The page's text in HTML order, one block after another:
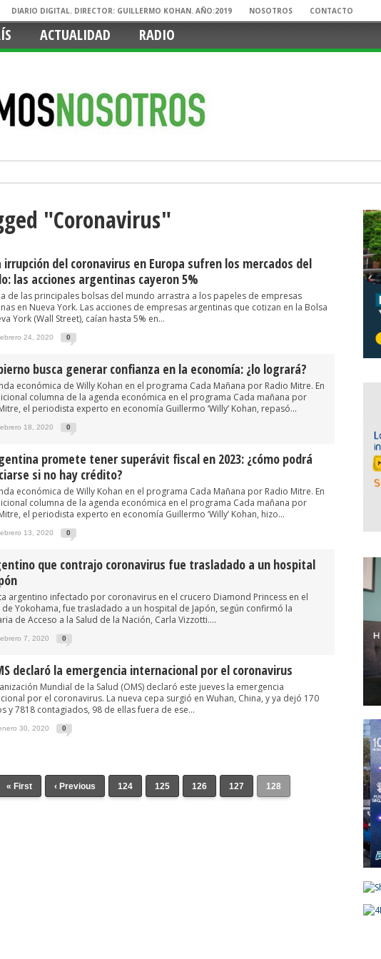
DIARIO DIGITAL. DIRECTOR: GUILLERMO KOHAN. AÑO:2019 NOSOTROS CONTACTO
ACTUALIDAD RADIO
"Coronavirus"
irrupción del coronavirus en Europa sufren los mercados del
las acciones argentinas cayeron 5%
de las principales bolsas del mundo arrastra a los papeles de empresas
en Nueva York. Las acciones de empresas argentinas que cotizan en la Bolsa
York (Wall Street), caían hasta 5% en...
24, 2020 0
busca generar confianza en la economía: ¿lo logrará?
económica de Willy Kohan en el programa Cada Mañana por Radio Mitre. En
columna de la agenda económica en el programa Cada mañana por
el periodista experto en economía Guillermo ‘Willy’ Kohan, repasó...
18, 2020 0
promete tener superávit fiscal en 2023: ¿cómo podrá
si no hay crédito?
económica de Willy Kohan en el programa Cada Mañana por Radio Mitre. En
columna de la agenda económica en el programa Cada mañana por
el periodista experto en economía Guillermo ‘Willy’ Kohan, hizo...
13, 2020 0
que contrajo coronavirus fue trasladado a un hospital
argentino infectado por coronavirus en el crucero Diamond Princess en el
Yokohama, fue trasladado a un hospital de Japón, según confirmó la
de Acceso a la Salud de la Nación, Carla Vizzotti....
7, 2020 0
declaró la emergencia internacional por el coronavirus
Mundial de la Salud (OMS) declaró este jueves la emergencia
por el coronavirus. La nueva cepa surgió en Wuhan, China, y ya dejó 170
y 7818 contagiados, 98 de ellas fuera de ese...
30, 2020 0
« First ‹ Previous 124 125 126 127 128